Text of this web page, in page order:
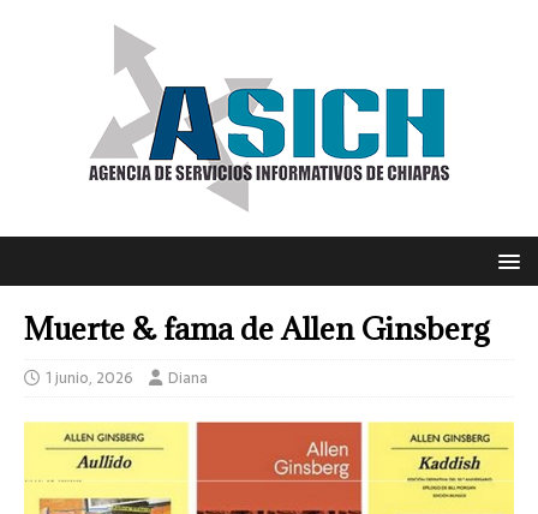
Muerte & fama de Allen Ginsberg
1 junio, 2026 Diana